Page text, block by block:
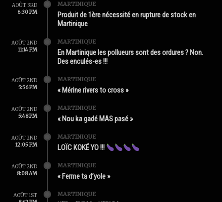
AOÛT 3RD
6:30 PM
MARTINIQUE
Produit de 1ère nécessité en rupture de stock en
Martinique
AOÛT 2ND
11:14 PM
MARTINIQUE
En Martinique les pollueurs sont des ordures ? Non.
Des enculés-es !!!
AOÛT 2ND
5:56 PM
MARTINIQUE
« Mérine rivers to cross »
AOÛT 2ND
5:48 PM
MARTINIQUE
« Nou ka gadé MAS pasé »
AOÛT 2ND
12:05 PM
MARTINIQUE
LOÏC KOKÉ YO !!!
AOÛT 2ND
8:08 AM
MARTINIQUE
« Ferme ta d’yole »
AOÛT 1ST
MARTINIQUE